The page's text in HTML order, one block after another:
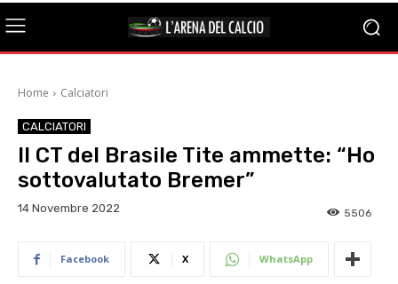
Home Calciatori
CALCIATORI
Il CT del Brasile Tite ammette: “Ho
sottovalutato Bremer”
14 Novembre 2022 5506
Facebook X WhatsApp